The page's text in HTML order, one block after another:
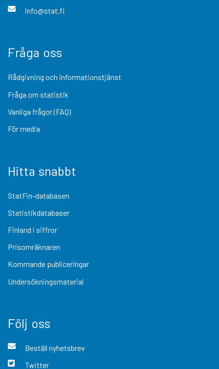
info@stat.fi
Fråga oss
Rådgivning och informationstjänst
Fråga om statistik
Vanliga frågor (FAQ)
För media
Hitta snabbt
StatFin-databasen
Statistikdatabaser
Finland i siffror
Prisomräknaren
Kommande publiceringar
Undersökningsmaterial
Följ oss
Beställ nyhetsbrev
Twitter